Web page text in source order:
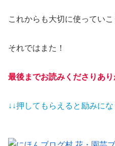
これからも大切に使っていこ
それではまた！
最後までお読みくださりあり
↓↓押してもらえると 励みに